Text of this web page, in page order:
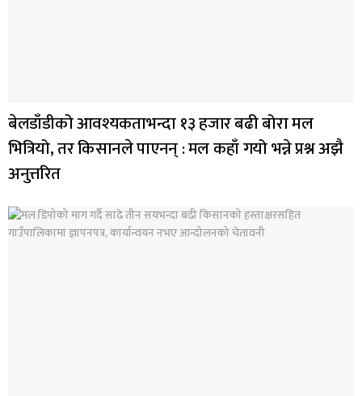
बेलडाँडीको आवश्यकताभन्दा १३ हजार बढी बोरा मल
भित्रियो, तर किसानले पाएनन् : मल कहाँ गयो भन्ने प्रश्न अझै
अनुत्तरित